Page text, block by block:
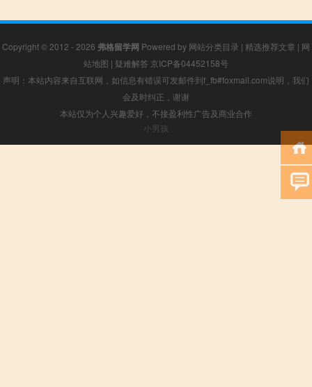
Copyright © 2012 - 2026 弗格留学网 Powered by 网站分类目录 | 精选推荐文章 | 网
站地图 | 疑难解答 京ICP备04452158号
声明：本站内容来自互联网，如信息有错误可发邮件到f_fb#foxmail.com说明，我们
会及时纠正，谢谢
本站仅为个人兴趣爱好，不接盈利性广告及商业合作
小男孩